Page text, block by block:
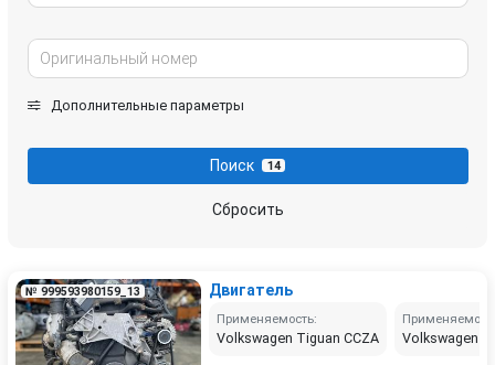
Дополнительные параметры
Поиск 14
Сбросить
№ 999593980159_13 Двигатель
Применяемость:
Volkswagen Tiguan CCZA Volkswagen